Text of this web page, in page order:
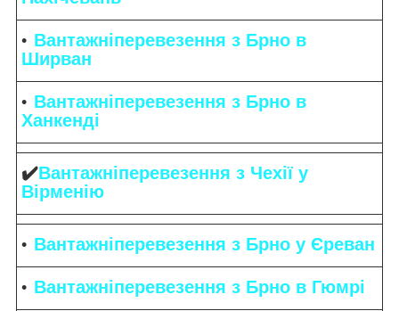
Вантажніперевезення з Брно в
Ширван
Вантажніперевезення з Брно в
Ханкенді
✔️Вантажніперевезення з Чехії у
Вірменію
Вантажніперевезення з Брно у Єреван
Вантажніперевезення з Брно в Гюмрі